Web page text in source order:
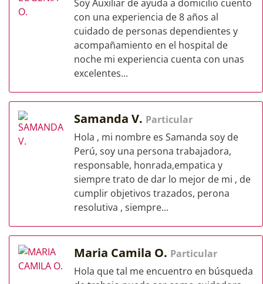
Soy Auxiliar de ayuda a domicilio cuento
con una experiencia de 8 años al
cuidado de personas dependientes y
acompañamiento en el hospital de
noche mi experiencia cuenta con unas
excelentes...
Samanda V. Particular
Hola , mi nombre es Samanda soy de
Perú, soy una persona trabajadora,
responsable, honrada,empatica y
siempre trato de dar lo mejor de mi , de
cumplir objetivos trazados, perona
resolutiva , siempre...
Maria Camila O. Particular
Hola que tal me encuentro en búsqueda